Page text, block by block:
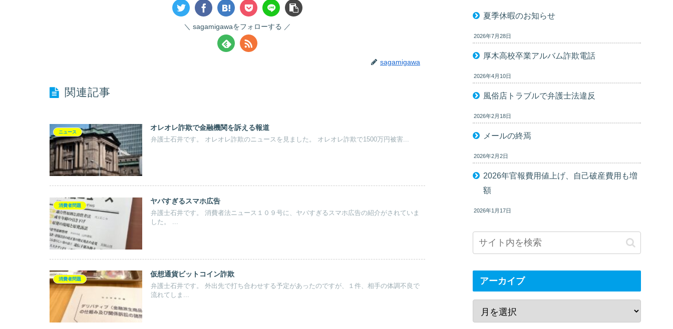
sagamigawaをフォローする
sagamigawa
関連記事
ニュース
オレオレ詐欺で金融機関を訴える報道
弁護士石井です。 オレオレ詐欺のニュースを見ました。 オレオレ詐欺で1500万円被害...
消費者問題
ヤバすぎるスマホ広告
弁護士石井です。 消費者法ニュース１０９号に、ヤバすぎるスマホ広告の紹介がされていま
した。 ...
消費者問題
仮想通貨ビットコイン詐欺
弁護士石井です。 外出先で打ち合わせする予定があったのですが、１件、相手の体調不良で
流れてしま...
夏季休暇のお知らせ
2026年7月28日
厚木高校卒業アルバム詐欺電話
2026年4月10日
風俗店トラブルで弁護士法違反
2026年2月18日
メールの終焉
2026年2月2日
2026年官報費用値上げ、自己破産費用も増
額
2026年1月17日
アーカイブ